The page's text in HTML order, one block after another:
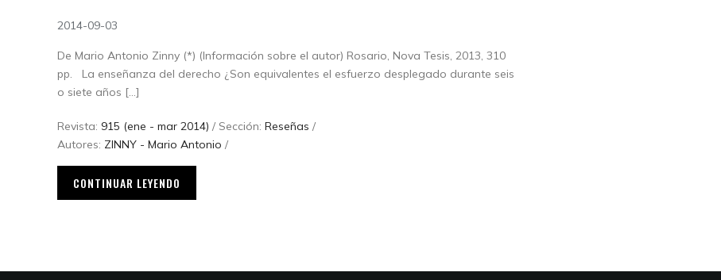
2014-09-03
De Mario Antonio Zinny (*) (Información sobre el autor) Rosario, Nova Tesis, 2013, 310
pp. La enseñanza del derecho ¿Son equivalentes el esfuerzo desplegado durante seis
o siete años […]
Revista: 915 (ene - mar 2014) / Sección: Reseñas /
Autores: ZINNY - Mario Antonio /
CONTINUAR LEYENDO